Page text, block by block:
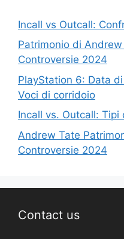
Incall vs Outcall:
Patrimonio di
Controversie 2024
PlayStation 6: Data
Voci di corridoio
Incall vs. Outcall:
Andrew Tate
Controversie 2024
Contact us